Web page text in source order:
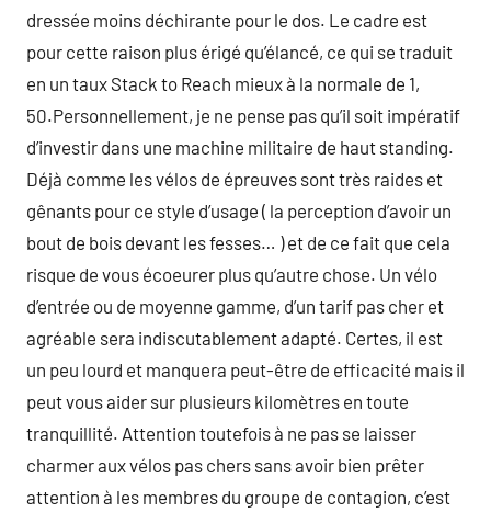
dressée moins déchirante pour le dos. Le cadre est
pour cette raison plus érigé qu’élancé, ce qui se traduit
en un taux Stack to Reach mieux à la normale de 1,
50.Personnellement, je ne pense pas qu’il soit impératif
d’investir dans une machine militaire de haut standing.
Déjà comme les vélos de épreuves sont très raides et
gênants pour ce style d’usage ( la perception d’avoir un
bout de bois devant les fesses… ) et de ce fait que cela
risque de vous écoeurer plus qu’autre chose. Un vélo
d’entrée ou de moyenne gamme, d’un tarif pas cher et
agréable sera indiscutablement adapté. Certes, il est
un peu lourd et manquera peut-être de efficacité mais il
peut vous aider sur plusieurs kilomètres en toute
tranquillité. Attention toutefois à ne pas se laisser
charmer aux vélos pas chers sans avoir bien prêter
attention à les membres du groupe de contagion, c’est